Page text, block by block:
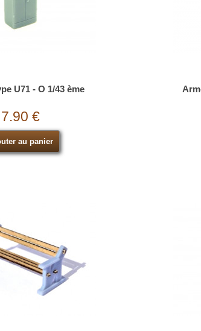
U71 - O 1/43 ème
7.90 €
au panier